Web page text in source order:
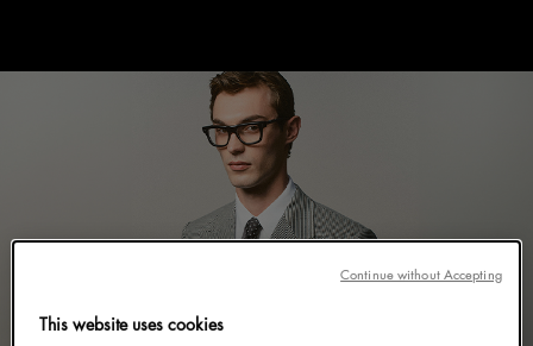
This website uses cookies
Continue without Accepting